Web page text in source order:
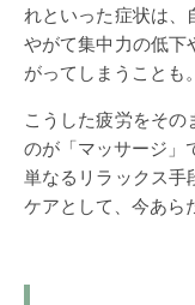
れといった症状は、
やがて集中力の低下
がってしまうことも。
こうした疲労をそ
のが「マッサージ」
単なるリラックス手
ケアとして、今あら